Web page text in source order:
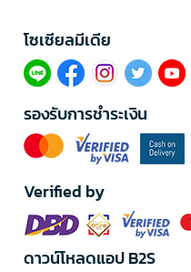
โซเซียลมีเดีย​
รองรับการชำระเงิน
Verified by
ดาวน์โหลดแอป B2S